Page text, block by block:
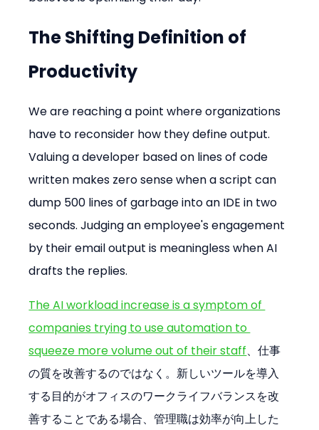
The Shifting Definition of
Productivity
We are reaching a point where organizations
have to reconsider how they define output.
Valuing a developer based on lines of code
written makes zero sense when a script can
dump 500 lines of garbage into an IDE in two
seconds. Judging an employee's engagement
by their email output is meaningless when AI
drafts the replies.
The AI workload increase is a symptom of
companies trying to use automation to
squeeze more volume out of their staff、仕事
の質を改善するのではなく。新しいツールを導入
する目的がオフィスのワークライフバランスを改
善することである場合、管理職は効率が向上した